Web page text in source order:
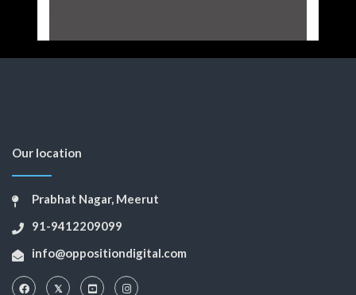
Our location
Prabhat Nagar, Meerut
91-9412209099
info@oppositiondigital.com